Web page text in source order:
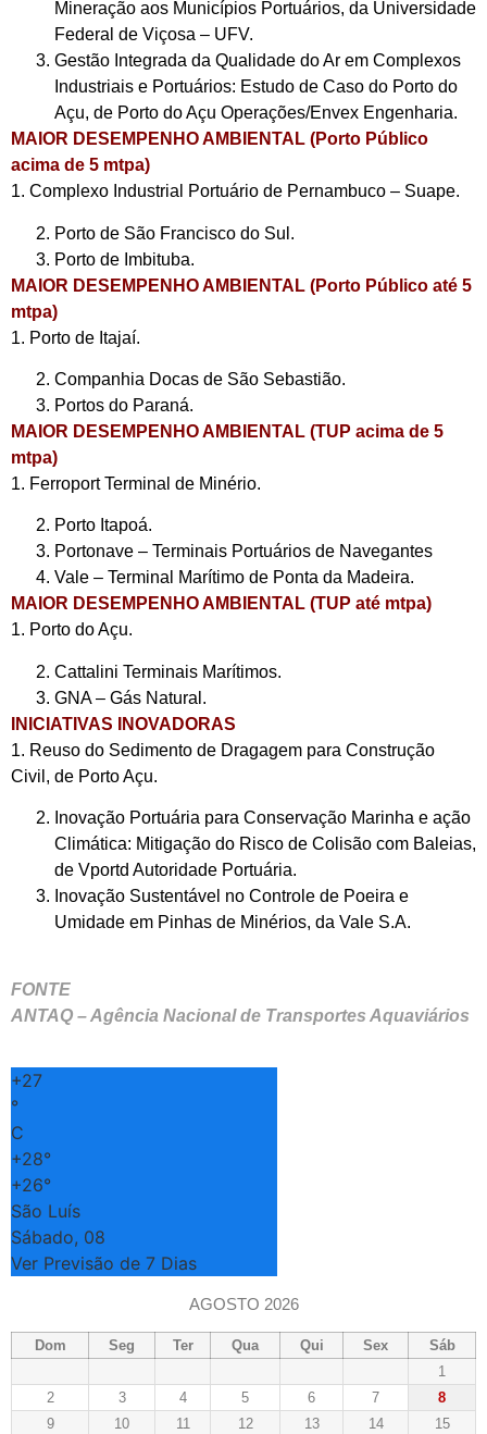
+27
°
C
+28°
+26°
São Luís
Sábado, 08
Ver Previsão de 7 Dias
AGOSTO 2026
Dom Seg Ter Qua Qui Sex
Sáb
1
2
3 4 5 6 7
8
9
10 11 12 13 14
15
Mineração aos Municípios Portuários, da Universidade
Federal de Viçosa – UFV.
Gestão Integrada da Qualidade do Ar em Complexos
Industriais e Portuários: Estudo de Caso do Porto do
Açu, de Porto do Açu Operações/Envex Engenharia.
MAIOR DESEMPENHO AMBIENTAL (Porto Público
acima de 5 mtpa)
1. Complexo Industrial Portuário de Pernambuco – Suape.
Porto de São Francisco do Sul.
Porto de Imbituba.
MAIOR DESEMPENHO AMBIENTAL (Porto Público até 5
mtpa)
1. Porto de Itajaí.
Companhia Docas de São Sebastião.
Portos do Paraná.
MAIOR DESEMPENHO AMBIENTAL (TUP acima de 5
mtpa)
1. Ferroport Terminal de Minério.
Porto Itapoá.
Portonave – Terminais Portuários de Navegantes
Vale – Terminal Marítimo de Ponta da Madeira.
MAIOR DESEMPENHO AMBIENTAL (TUP até mtpa)
1. Porto do Açu.
Cattalini Terminais Marítimos.
GNA – Gás Natural.
INICIATIVAS INOVADORAS
1. Reuso do Sedimento de Dragagem para Construção
Civil, de Porto Açu.
Inovação Portuária para Conservação Marinha e ação
Climática: Mitigação do Risco de Colisão com Baleias,
de Vportd Autoridade Portuária.
Inovação Sustentável no Controle de Poeira e
Umidade em Pinhas de Minérios, da Vale S.A.
FONTE
ANTAQ – Agência Nacional de Transportes Aquaviários